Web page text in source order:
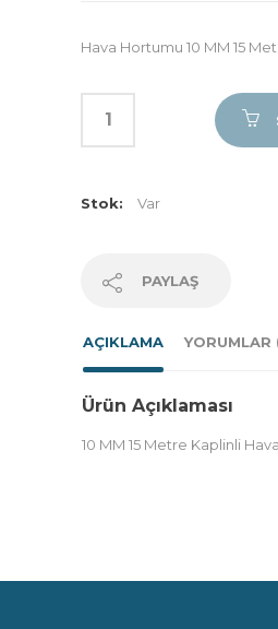
Hava Hortumu 10 MM 15
Stok: Var
PAYLAŞ
AÇIKLAMA YORUMLAR
Ürün Açıklaması
10 MM 15 Metre Kaplinli